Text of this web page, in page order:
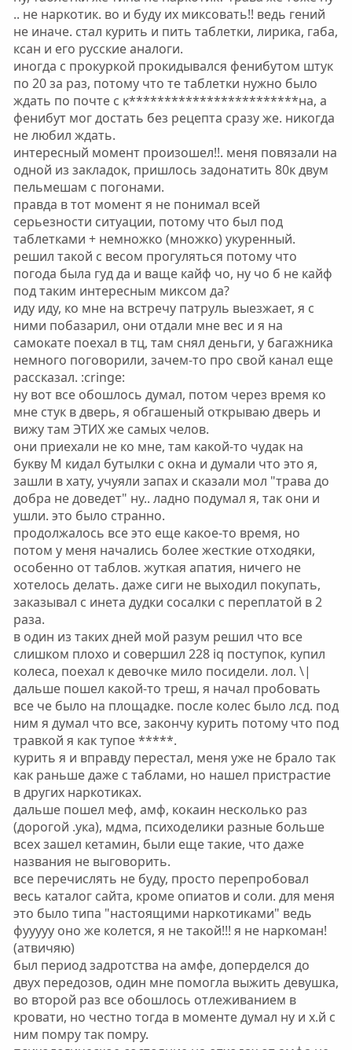
.. не наркотик. во и буду их миксовать!! ведь гений
не иначе. стал курить и пить таблетки, лирика, габа,
ксан и его русские аналоги.
иногда с прокуркой прокидывался фенибутом штук
по 20 за раз, потому что те таблетки нужно было
ждать по почте с к************************на, а
фенибут мог достать без рецепта сразу же. никогда
не любил ждать.
интересный момент произошел!!. меня повязали на
одной из закладок, пришлось задонатить 80к двум
пельмешам с погонами.
правда в тот момент я не понимал всей
серьезности ситуации, потому что был под
таблетками + немножко (множко) укуренный.
решил такой с весом прогуляться потому что
погода была гуд да и ваще кайф чо, ну чо б не кайф
под таким интересным миксом да?
иду иду, ко мне на встречу патруль выезжает, я с
ними побазарил, они отдали мне вес и я на
самокате поехал в тц, там снял деньги, у багажника
немного поговорили, зачем-то про свой канал еще
рассказал. :cringe:
ну вот все обошлось думал, потом через время ко
мне стук в дверь, я обгашеный открываю дверь и
вижу там ЭТИХ же самых челов.
они приехали не ко мне, там какой-то чудак на
букву М кидал бутылки с окна и думали что это я,
зашли в хату, учуяли запах и сказали мол "трава до
добра не доведет" ну.. ладно подумал я, так они и
ушли. это было странно.
продолжалось все это еще какое-то время, но
потом у меня начались более жесткие отходяки,
особенно от таблов. жуткая апатия, ничего не
хотелось делать. даже сиги не выходил покупать,
заказывал с инета дудки сосалки с переплатой в 2
раза.
в один из таких дней мой разум решил что все
слишком плохо и совершил 228 iq поступок, купил
колеса, поехал к девочке мило посидели. лол. \|
дальше пошел какой-то треш, я начал пробовать
все че было на площадке. после колес было лсд. под
ним я думал что все, закончу курить потому что под
травкой я как тупое *****.
курить я и вправду перестал, меня уже не брало так
как раньше даже с таблами, но нашел пристрастие
в других наркотиках.
дальше пошел меф, амф, кокаин несколько раз
(дорогой .ука), мдма, психоделики разные больше
всех зашел кетамин, были еще такие, что даже
названия не выговорить.
все перечислять не буду, просто перепробовал
весь каталог сайта, кроме опиатов и соли. для меня
это было типа "настоящими наркотиками" ведь
фууууу оно же колется, я не такой!!! я не наркоман!
(атвичяю)
был период задротства на амфе, доперделся до
двух передозов, один мне помогла выжить девушка,
во второй раз все обошлось отлеживанием в
кровати, но честно тогда в моменте думал ну и х.й с
ним помру так помру.